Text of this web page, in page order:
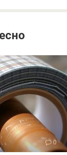
0